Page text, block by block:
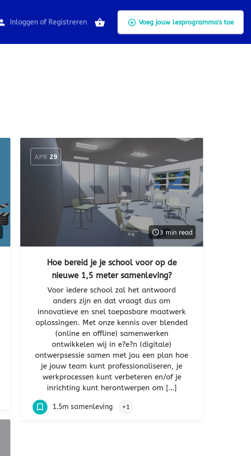
Inloggen of Registreren Voeg jouw lesprogramma's toe
APR 29
3 min read
Hoe bereid je je school voor op de
nieuwe 1,5 meter samenleving?
Voor iedere school zal het antwoord
anders zijn en dat vraagt dus om
innovatieve en snel toepasbare maatwerk
oplossingen. Met onze kennis over blended
(online en offline) samenwerken
ontwikkelen wij in e?e?n (digitale)
ontwerpsessie samen met jou een plan hoe
je jouw team kunt professionaliseren, je
werkprocessen kunt verbeteren en/of je
inrichting kunt herontwerpen om […]
1.5m samenleving +1